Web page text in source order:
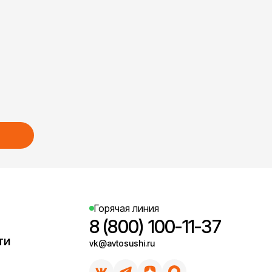
Горячая линия
8 (800) 100-11-37
vk@avtosushi.ru